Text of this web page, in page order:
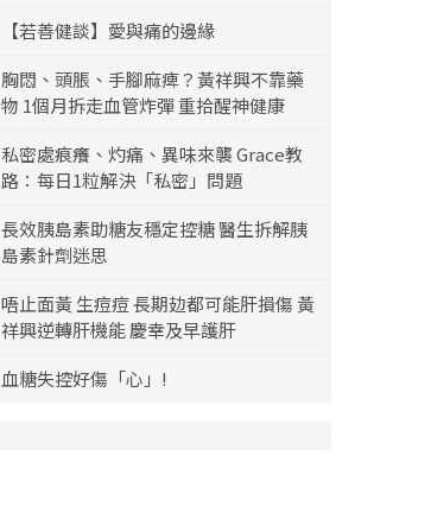
【若善健談】愛與痛的邊緣
胸悶、頭脹、手腳麻痺？黃祥興不靠藥
物 1個月拆走血管炸彈 重拾醒神健康
私密處痕癢、灼痛、異味來襲 Grace教
路：每日1粒解決「私密」問題
長效胰島素助糖友穩定控糖 醫生拆解胰
島素針劑迷思
唔止面黃 生痘痘 長期攰都可能肝損傷 黃
祥興逆轉肝機能 慶幸及早護肝
血糖失控好傷「心」!